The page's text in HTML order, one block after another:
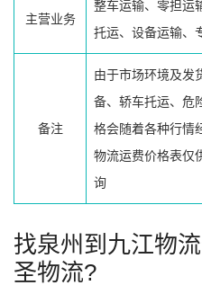
主营业务
整车运输、零担运
托运、设备运输、
备注
由于市场环境及发
备、轿车托运、危
格会随着各种行情
物流运费价格表仅
询
找泉州到九江物
圣物流?